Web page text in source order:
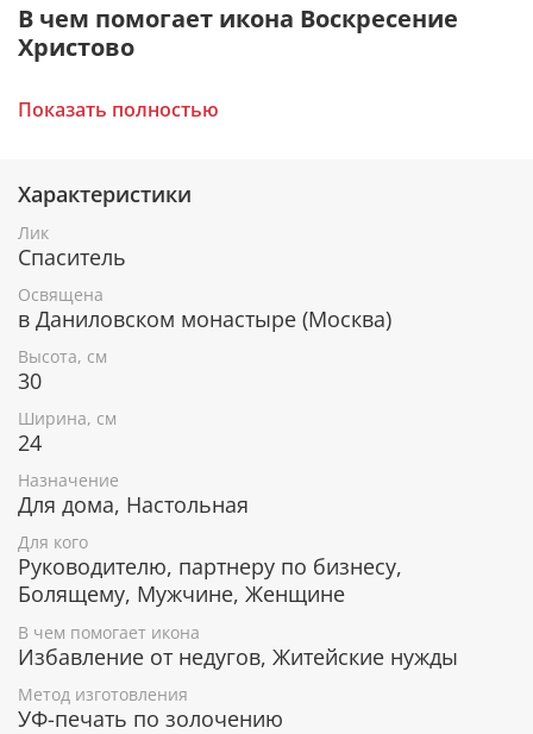
В чем помогает икона Воскресение
Христово
ситуациях.
Обретение истинной веры.
Икона уже освящена
Освящен в Даниловском монастыре по всем
канонам Православной церкви. Икона поставляется
в коробке с изображением монастыря, к каждой
иконе прилагается сертификат.
Серебряное покрытие, ценные породы
дерева
Рамка покрыта слоем чистого серебра 925 пробы и
позолотой. С помощью современных технологий
изделию придается особая рельефность и
выразительность. Икона изготовлена из
металлической пластины Miro Silver, нижний слой
которой состоит из алюминия, а верхний - из
серебра. Отдельные элементы покрыты позолотой.
Деревянная основа иконы изготавливается из
наиболее ценных пород лиственных деревьев,
например, дерева окуме и орехового дерева,
Показать полностью
Характеристики
Лик
Спаситель
Освящена
в Даниловском монастыре (Москва)
Высота, см
30
Ширина, см
24
Назначение
Для дома, Настольная
Для кого
Руководителю, партнеру по бизнесу,
Болящему, Мужчине, Женщине
В чем помогает икона
Избавление от недугов, Житейские нужды
Метод изготовления
УФ-печать по золочению